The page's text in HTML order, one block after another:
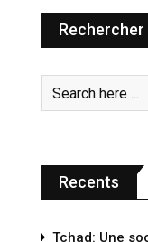
Rechercher
Recents
Tchad: Une